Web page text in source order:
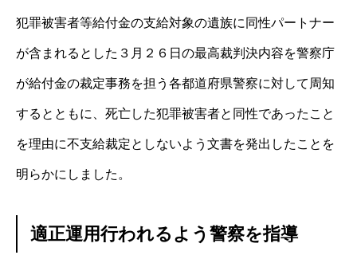
犯罪被害者等給付金の支給対象の遺族に同性パートナー
が含まれるとした３月２６日の最高裁判決内容を警察庁
が給付金の裁定事務を担う各都道府県警察に対して周知
するとともに、死亡した犯罪被害者と同性であったこと
を理由に不支給裁定としないよう文書を発出したことを
明らかにしました。
適正運用行われるよう警察を指導